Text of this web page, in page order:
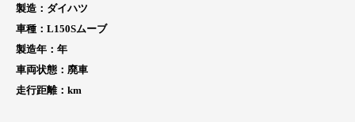
製造：ダイハツ
車種：L150Sムーブ
製造年： 年
車両状態：廃車
走行距離： km